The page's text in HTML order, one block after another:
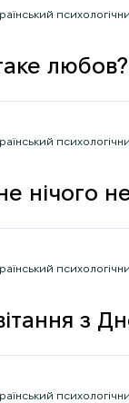
любов?
нічого
з